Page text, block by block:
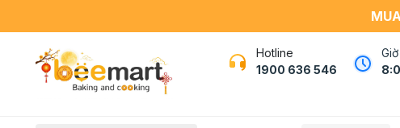
Hotline
1900 636 546